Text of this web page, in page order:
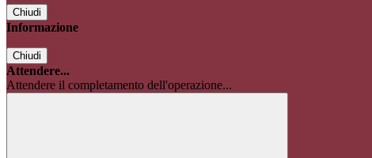
Chiudi
Informazione
Chiudi
Attendere...
Attendere il completamento dell'operazione...